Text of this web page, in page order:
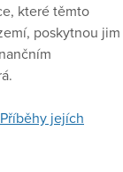
které těmto
poskytnou jim
Příběhy jejích